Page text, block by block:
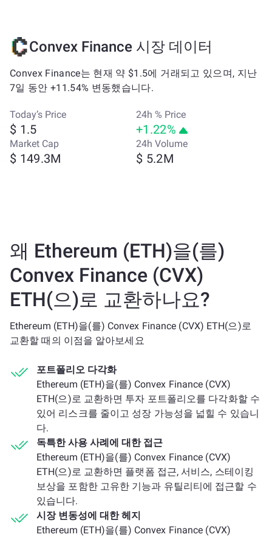
Convex Finance 시장 데이터
Convex Finance는 현재 약 $1.5에 거래되고 있으며, 지난
7일 동안 +11.54% 변동했습니다.
Today’s Price
$ 1.5
24h % Price
+1.22%
Market Cap
$ 149.3M
24h Volume
$ 5.2M
왜 Ethereum (ETH)을(를)
Convex Finance (CVX)
ETH(으)로 교환하나요?
Ethereum (ETH)을(를) Convex Finance (CVX) ETH(으)로
교환할 때의 이점을 알아보세요
포트폴리오 다각화
Ethereum (ETH)을(를) Convex Finance (CVX)
ETH(으)로 교환하면 투자 포트폴리오를 다각화할 수
있어 리스크를 줄이고 성장 가능성을 넓힐 수 있습니
다.
독특한 사용 사례에 대한 접근
Ethereum (ETH)을(를) Convex Finance (CVX)
ETH(으)로 교환하면 플랫폼 접근, 서비스, 스테이킹
보상을 포함한 고유한 기능과 유틸리티에 접근할 수
있습니다.
시장 변동성에 대한 헤지
Ethereum (ETH)을(를) Convex Finance (CVX)